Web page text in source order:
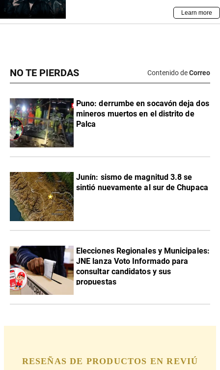
NO TE PIERDAS Contenido deCorreo
Puno: derrumbe en socavón deja dos
mineros muertos en el distrito de
Palca
Junín: sismo de magnitud 3.8 se
sintió nuevamente al sur de Chupaca
Elecciones Regionales y Municipales:
JNE lanza Voto Informado para
consultar candidatos y sus
propuestas